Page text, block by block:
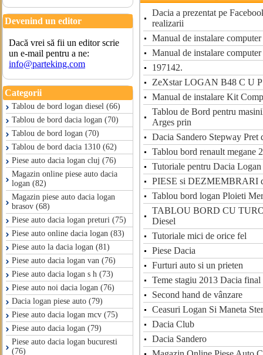
Devenind un editor
Dacă vrei să fii un editor scrie
un e-mail pentru a ne:
info@parteking.com
Categorii
Tablou de bord logan diesel (66)
Tablou de bord dacia logan (70)
Tablou de bord logan (70)
Tablou de bord dacia 1310 (62)
Piese auto dacia logan cluj (76)
Magazin online piese auto dacia
logan (82)
Magazin piese auto dacia logan
brasov (68)
Piese auto dacia logan preturi (75)
Piese auto online dacia logan (83)
Piese auto la dacia logan (81)
Piese auto dacia logan van (76)
Piese auto dacia logan s h (73)
Piese auto noi dacia logan (76)
Dacia logan piese auto (79)
Piese auto dacia logan mcv (75)
Piese auto dacia logan (79)
Piese auto dacia logan bucuresti
(76)
Dacia a prezentat pe
realizarii
Manual de instalare
Manual de instalare
197142.
ZeXstar LOGAN B48 C U P
Manual de instalare Kit
Tablou de Bord pentru
Arges prin
Dacia Sandero Stepway Pret
Tablou bord renault megane 2
Tutoriale pentru Dacia
PIESE si DEZMEMBRARI
Tablou bord logan Ploieti
TABLOU BORD CU
Diesel
Tutoriale mici de orice fel
Piese Dacia
Furturi auto si un prieten
Teme stagiu 2013 Dacia final
Second hand de vânzare
Ceasuri Logan Si Maneta
Dacia Club
Dacia Sandero